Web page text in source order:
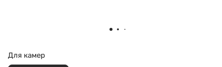
Для камер